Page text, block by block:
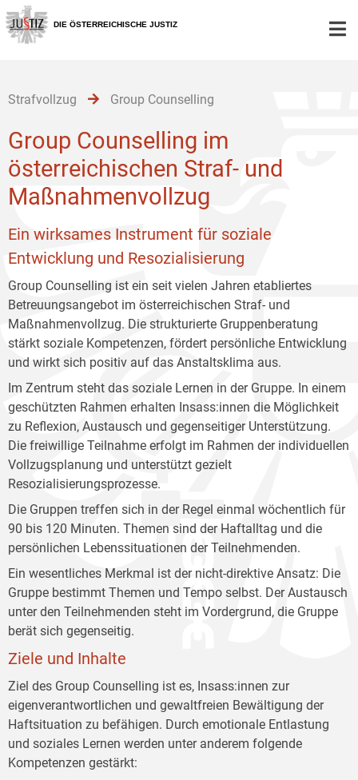
Zur
Hauptnavigation
[1]
Zum
Inhalt
[2]
Zum
Untermenü
[3]
DIE ÖSTERREICHISCHE JUSTIZ
Strafvollzug Group Counselling
Group Counselling im
österreichischen Straf- und
Maßnahmenvollzug
Ein wirksames Instrument für soziale
Entwicklung und Resozialisierung
Group Counselling ist ein seit vielen Jahren etabliertes
Betreuungsangebot im österreichischen Straf- und
Maßnahmenvollzug. Die strukturierte Gruppenberatung
stärkt soziale Kompetenzen, fördert persönliche Entwicklung
und wirkt sich positiv auf das Anstaltsklima aus.
Im Zentrum steht das soziale Lernen in der Gruppe. In einem
geschützten Rahmen erhalten Insass:innen die Möglichkeit
zu Reflexion, Austausch und gegenseitiger Unterstützung.
Die freiwillige Teilnahme erfolgt im Rahmen der individuellen
Vollzugsplanung und unterstützt gezielt
Resozialisierungsprozesse.
Die Gruppen treffen sich in der Regel einmal wöchentlich für
90 bis 120 Minuten. Themen sind der Haftalltag und die
persönlichen Lebenssituationen der Teilnehmenden.
Ein wesentliches Merkmal ist der nicht-direktive Ansatz: Die
Gruppe bestimmt Themen und Tempo selbst. Der Austausch
unter den Teilnehmenden steht im Vordergrund, die Gruppe
berät sich gegenseitig.
Ziele und Inhalte
Ziel des Group Counselling ist es, Insass:innen zur
eigenverantwortlichen und gewaltfreien Bewältigung der
Haftsituation zu befähigen. Durch emotionale Entlastung
und soziales Lernen werden unter anderem folgende
Kompetenzen gestärkt: